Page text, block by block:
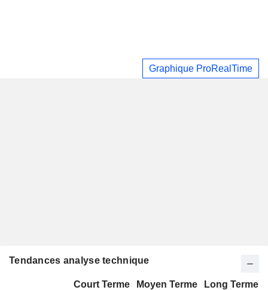
Graphique ProRealTime
Tendances analyse technique
Court Terme Moyen Terme
Long Terme